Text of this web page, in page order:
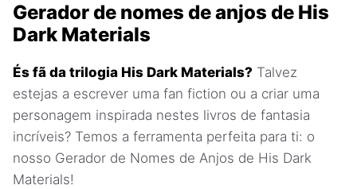
Gerador de nomes de anjos de His
Dark Materials
És fã da trilogia His Dark Materials? Talvez
estejas a escrever uma fan fiction ou a criar uma
personagem inspirada nestes livros de fantasia
incríveis? Temos a ferramenta perfeita para ti: o
nosso Gerador de Nomes de Anjos de His Dark
Materials!